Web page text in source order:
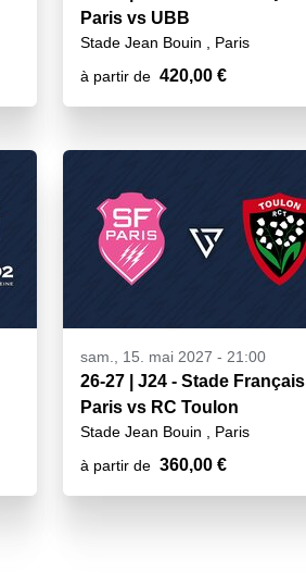
Paris vs UBB
Stade Jean Bouin , Paris
à partir de 420,00 €
sam., 15. mai 2027 - 21:00
26-27 | J24 - Stade Français
Paris vs RC Toulon
Stade Jean Bouin , Paris
à partir de 360,00 €